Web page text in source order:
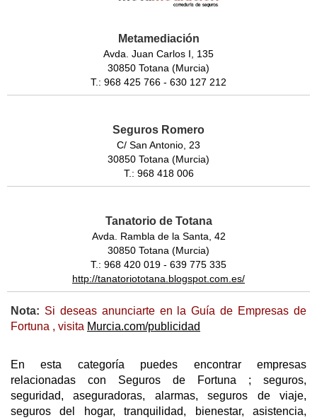
Metamediación
Avda. Juan Carlos I, 135
30850 Totana (Murcia)
T.: 968 425 766 - 630 127 212
Seguros Romero
C/ San Antonio, 23
30850 Totana (Murcia)
T.: 968 418 006
Tanatorio de Totana
Avda. Rambla de la Santa, 42
30850 Totana (Murcia)
T.: 968 420 019 - 639 775 335
http://tanatoriototana.blogspot.com.es/
Nota: Si deseas anunciarte en la Guía de Empresas de
Fortuna , visita Murcia.com/publicidad
En esta categoría puedes encontrar empresas
relacionadas con Seguros de Fortuna ; seguros,
seguridad, aseguradoras, alarmas, seguros de viaje,
seguros del hogar, tranquilidad, bienestar, asistencia,